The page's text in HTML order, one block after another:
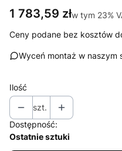
Cena
1 783,59 złw tym 23%
w tym 23%
Ceny podane bez kosztów
Wyceń montaż w naszym
Ilość
szt.
Dostępność:
Ostatnie sztuki